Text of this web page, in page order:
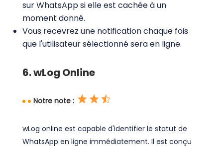
sur WhatsApp si elle est cachée à un
moment donné.
Vous recevrez une notification chaque fois
que l'utilisateur sélectionné sera en ligne.
6. wLog Online
Notre note :
wLog online est capable d'identifier le statut de
WhatsApp en ligne immédiatement. Il est conçu